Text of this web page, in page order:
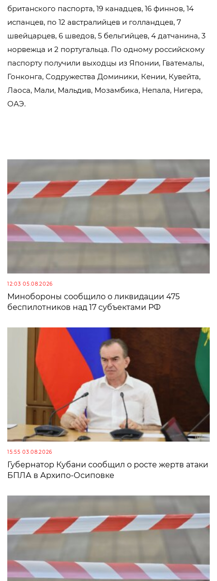
британского паспорта, 19 канадцев, 16 финнов, 14
испанцев, по 12 австралийцев и голландцев, 7
швейцарцев, 6 шведов, 5 бельгийцев, 4 датчанина, 3
норвежца и 2 португальца. По одному российскому
паспорту получили выходцы из Японии, Гватемалы,
Гонконга, Содружества Доминики, Кении, Кувейта,
Лаоса, Мали, Мальдив, Мозамбика, Непала, Нигера,
ОАЭ.
12:03 05.08.2026
Минобороны сообщило о ликвидации 475
беспилотников над 17 субъектами РФ
15:55 03.08.2026
Губернатор Кубани сообщил о росте жертв атаки
БПЛА в Архипо-Осиповке